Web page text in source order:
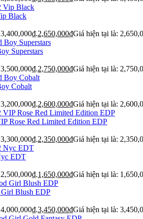
Black
2,650,000₫Giá hiện tại là:
Superstars
2,750,000₫Giá hiện tại là:
Cobalt
2,600,000₫Giá hiện tại là:
Rose Red Limited Edition EDP
2,350,000₫Giá hiện tại là:
EDT
1,650,000₫Giá hiện tại là:
Girl Blush EDP
3,450,000₫Giá hiện tại là: